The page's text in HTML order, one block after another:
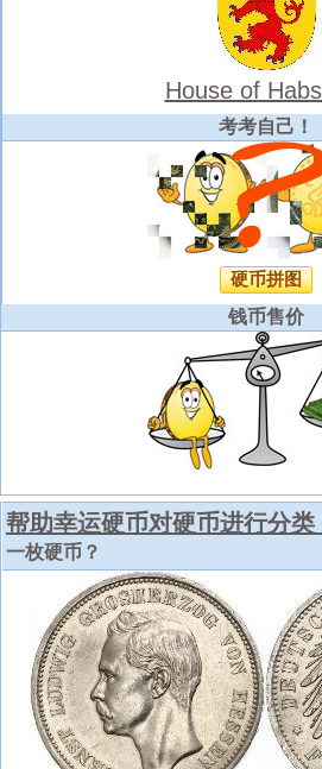
House of
考考自己！
硬币拼图
钱币售价
帮助幸运硬币对硬币进行分类
一枚硬币？